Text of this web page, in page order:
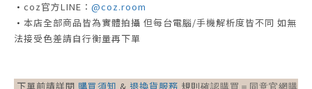
• coz官方LINE： @coz.room
• 本店全部商品皆為實體拍攝 但每台電腦/手機解析度皆不同 如無
法接受色差請自行衡量再下單
下單前請詳閱 購買須知 & 退換貨服務 規則確認購買＝ 同意官網購